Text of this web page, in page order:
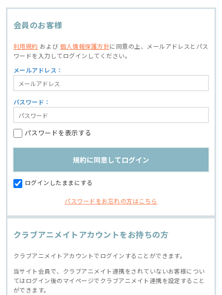
会員のお客様
利用規約 および個人情報保護方針に同意の上、
メールアドレスとパス
ワードを入力してログインしてください。
メールアドレス：
パスワード：
パスワードを表示する
ログインしたままにする
パスワードをお忘れの方はこちら
クラブアニメイトアカウントをお持ちの方
クラブアニメイトアカウントでログインすることができます。
当サイト会員で、クラブアニメイト連携をされていないお客様につい
てはログイン後のマイページでクラブアニメイト連携を設定すること
ができます。